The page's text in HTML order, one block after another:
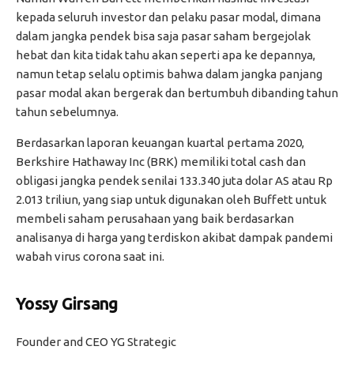
kepada seluruh investor dan pelaku pasar modal, dimana
dalam jangka pendek bisa saja pasar saham bergejolak
hebat dan kita tidak tahu akan seperti apa ke depannya,
namun tetap selalu optimis bahwa dalam jangka panjang
pasar modal akan bergerak dan bertumbuh dibanding tahun
tahun sebelumnya.
Berdasarkan laporan keuangan kuartal pertama 2020,
Berkshire Hathaway Inc (BRK) memiliki total cash dan
obligasi jangka pendek senilai 133.340 juta dolar AS atau Rp
2.013 triliun, yang siap untuk digunakan oleh Buffett untuk
membeli saham perusahaan yang baik berdasarkan
analisanya di harga yang terdiskon akibat dampak pandemi
wabah virus corona saat ini.
Yossy Girsang
Founder and CEO YG Strategic